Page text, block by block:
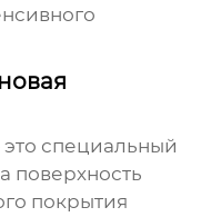
это специальный
поверхность
покрытия